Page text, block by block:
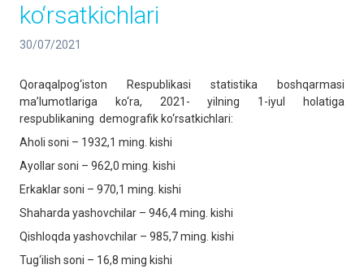
ko‘rsatkichlari
30/07/2021
Qoraqalpog‘iston Respublikasi statistika boshqarmasi
ma’lumotlariga ko‘ra, 2021- yilning 1-iyul holatiga
respublikaning demografik ko‘rsatkichlari:
Aholi soni – 1932,1 ming. kishi
Ayollar soni – 962,0 ming. kishi
Erkaklar soni – 970,1 ming. kishi
Shaharda yashovchilar – 946,4 ming. kishi
Qishloqda yashovchilar – 985,7 ming. kishi
Tug‘ilish soni – 16,8 ming kishi